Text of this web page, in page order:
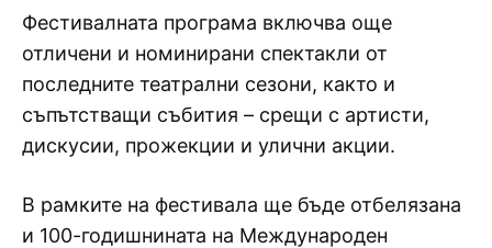
Фестивалната програма включва още
отличени и номинирани спектакли от
последните театрални сезони, както и
съпътстващи събития – срещи с артисти,
дискусии, прожекции и улични акции.
В рамките на фестивала ще бъде отбелязана
и 100-годишнината на Международен